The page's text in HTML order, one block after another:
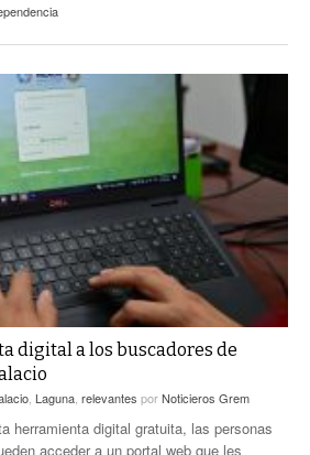
digital a los buscadores de
, Laguna, relevantes porNoticieros Grem
herramienta digital gratuita, las personas
acceder a un portal web que les